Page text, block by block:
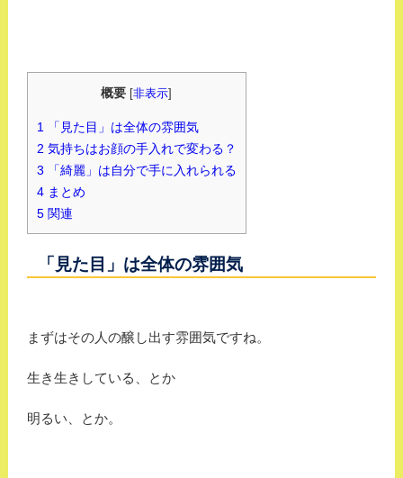
概要 [非表示]
1「見た目」は全体の雰囲気
2 気持ちはお顔の手入れで変わる？
3 「綺麗」は自分で手に入れられる
4まとめ
5関連
「見た目」は全体の雰囲気
まずはその人の醸し出す雰囲気ですね。
生き生きしている、とか
明るい、とか。